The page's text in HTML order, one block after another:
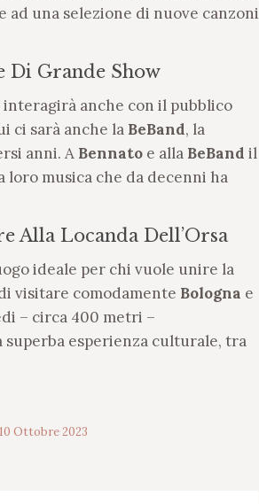
una selezione di nuove canzoni
Di Grande Show
interagirà anche con il pubblico
ci sarà anche la BeBand, la
anni. A Bennato e alla BeBand il
musica che da decenni ha
Alla Locanda Dell’Orsa
ideale per chi vuole unire la
visitare comodamente Bologna e
– circa 400 metri –
superba esperienza culturale, tra
10 Ottobre 2023